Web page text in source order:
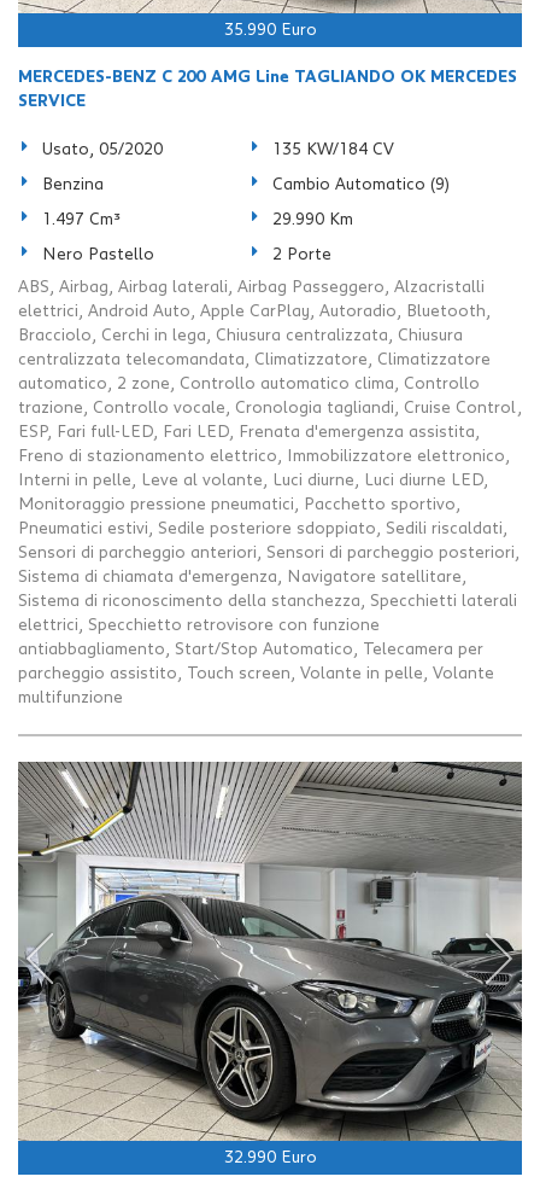
35.990 Euro
MERCEDES-BENZ C 200 AMG Line TAGLIANDO OK MERCEDES
SERVICE
Usato, 05/2020 135 KW/184 CV
Benzina Cambio Automatico (9)
1.497 Cm³ 29.990 Km
Nero Pastello
2 Porte
ABS, Airbag, Airbag laterali, Airbag Passeggero, Alzacristalli
elettrici, Android Auto, Apple CarPlay, Autoradio, Bluetooth,
Bracciolo, Cerchi in lega, Chiusura centralizzata, Chiusura
centralizzata telecomandata, Climatizzatore, Climatizzatore
automatico, 2 zone, Controllo automatico clima, Controllo
trazione, Controllo vocale, Cronologia tagliandi, Cruise Control,
ESP, Fari full-LED, Fari LED, Frenata d'emergenza assistita,
Freno di stazionamento elettrico, Immobilizzatore elettronico,
Interni in pelle, Leve al volante, Luci diurne, Luci diurne LED,
Monitoraggio pressione pneumatici, Pacchetto sportivo,
Pneumatici estivi, Sedile posteriore sdoppiato, Sedili riscaldati,
Sensori di parcheggio anteriori, Sensori di parcheggio posteriori,
Sistema di chiamata d'emergenza, Navigatore satellitare,
Sistema di riconoscimento della stanchezza, Specchietti laterali
elettrici, Specchietto retrovisore con funzione
antiabbagliamento, Start/Stop Automatico, Telecamera per
parcheggio assistito, Touch screen, Volante in pelle, Volante
multifunzione
32.990 Euro